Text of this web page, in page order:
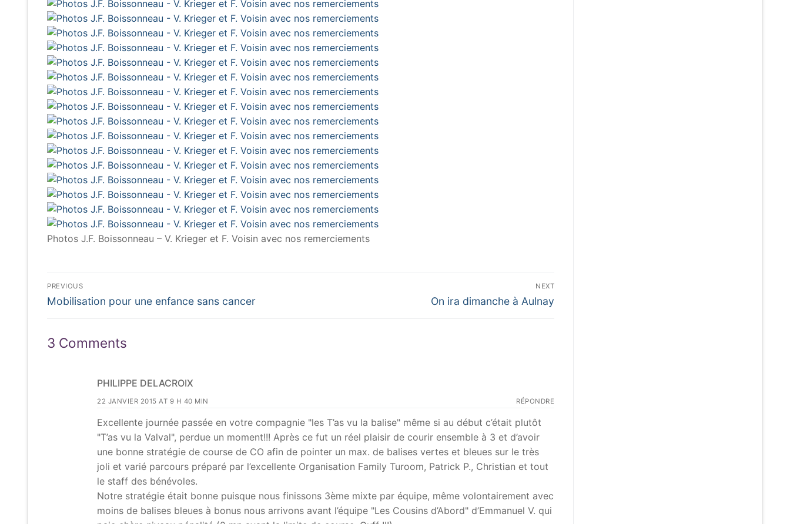
Photos J.F. Boissonneau – V. Krieger et F. Voisin avec nos remerciements
Navigation
de
PREVIOUS
Previous
Mobilisation pour une enfance sans cancer
NEXT
Next
On ira dimanche à Aulnay
3 Comments
PHILIPPE DELACROIX
22 JANVIER 2015 AT 9 H 40 MIN RÉPONDRE
Excellente journée passée en votre compagnie "les T’as vu la balise" même si au début c’était plutôt
"T’as vu la Valval", perdue un moment!!! Après ce fut un réel plaisir de courir ensemble à 3 et d’avoir
une bonne stratégie de course de CO afin de pointer un max. de balises vertes et bleues sur le très
joli et varié parcours préparé par l’excellente Organisation Family Turoom, Patrick P., Christian et tout
le staff des bénévoles.
Notre stratégie était bonne puisque nous finissons 3ème mixte par équipe, même volontairement avec
moins de balises bleues à bonus nous arrivons avant l’équipe "Les Cousins d’Abord" d’Emmanuel V. qui